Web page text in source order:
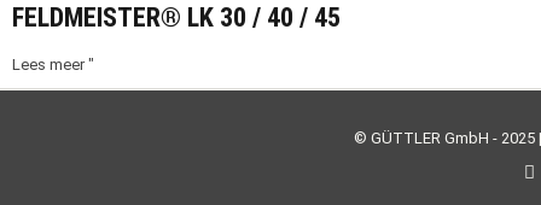
FELDMEISTER® LK 30 / 40 / 45
Lees meer "
© GÜTTLER GmbH - 2025